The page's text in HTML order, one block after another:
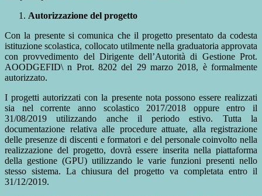
Autorizzazione del progetto
Con la presente si comunica che il progetto presentato da codesta
istituzione scolastica, collocato utilmente nella graduatoria approvata
con provvedimento del Dirigente dell’Autorità di Gestione Prot.
AOODGEFID\ n Prot. 8202 del 29 marzo 2018, è formalmente
autorizzato.
I progetti autorizzati con la presente nota possono essere realizzati
sia nel corrente anno scolastico 2017/2018 oppure entro il
31/08/2019 utilizzando anche il periodo estivo. Tutta la
documentazione relativa alle procedure attuate, alla registrazione
delle presenze di discenti e formatori e del personale coinvolto nella
realizzazione del progetto, dovrà essere inserita nella piattaforma
della gestione (GPU) utilizzando le varie funzioni presenti nello
stesso sistema. La chiusura del progetto va completata entro il
31/12/2019.